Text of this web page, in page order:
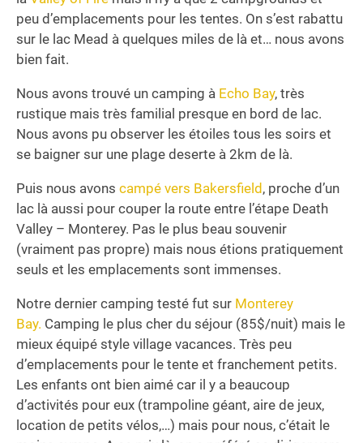
peu d’emplacements pour les tentes. On s’est rabattu
sur le lac Mead à quelques miles de là et… nous avons
bien fait.
Nous avons trouvé un camping à Echo Bay, très
rustique mais très familial presque en bord de lac.
Nous avons pu observer les étoiles tous les soirs et
se baigner sur une plage deserte à 2km de là.
Puis nous avons campé vers Bakersfield, proche d’un
lac là aussi pour couper la route entre l’étape Death
Valley – Monterey. Pas le plus beau souvenir
(vraiment pas propre) mais nous étions pratiquement
seuls et les emplacements sont immenses.
Notre dernier camping testé fut sur Monterey
Bay. Camping le plus cher du séjour (85$/nuit) mais le
mieux équipé style village vacances. Très peu
d’emplacements pour le tente et franchement petits.
Les enfants ont bien aimé car il y a beaucoup
d’activités pour eux (trampoline géant, aire de jeux,
location de petits vélos,…) mais pour nous, c’était le